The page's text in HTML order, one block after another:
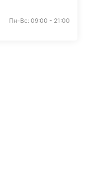
Пн-Вс: 09:00 - 21:00